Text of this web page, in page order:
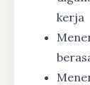
kerja